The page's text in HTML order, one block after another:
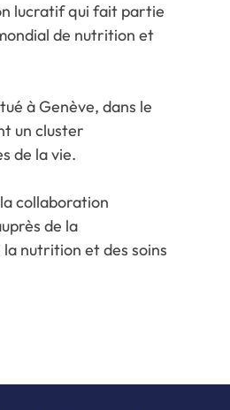
lucratif qui fait partie
de nutrition et
à Genève, dans le
un cluster
de la vie.
collaboration
de la
nutrition et des soins